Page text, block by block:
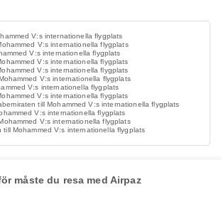
V:s internationella flygplats
V:s internationella flygplats
V:s internationella flygplats
V:s internationella flygplats
V:s internationella flygplats
V:s internationella flygplats
V:s internationella flygplats
V:s internationella flygplats
till Mohammed V:s internationella flygplats
V:s internationella flygplats
V:s internationella flygplats
till Mohammed V:s internationella flygplats
måste du resa med Airpaz